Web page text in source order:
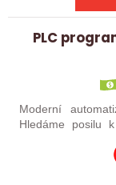
PLC
Moderní
Hledáme posilu
jste šikovný